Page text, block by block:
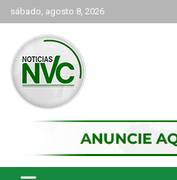
Saltar
al
contenido
sábado, agosto 8, 2026
NVC Noticias